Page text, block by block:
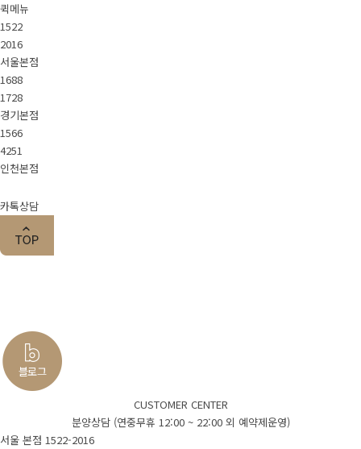
퀵메뉴
1522
2016
서울본점
1688
1728
경기본점
1566
4251
인천본점
카톡상담
CUSTOMER CENTER
분양상담 (연중무휴 12:00 ~ 22:00 외 예약제운영)
서울 본점 1522-2016